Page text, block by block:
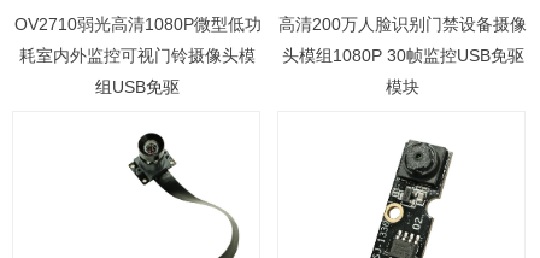
OV2710弱光高清1080P微型低功
耗室内外监控可视门铃摄像头模
组USB免驱
高清200万人脸识别门禁设备摄像
头模组1080P 30帧监控USB免驱
模块